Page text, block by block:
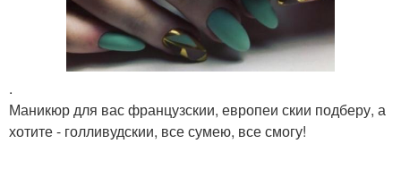
.
Маникюр для вас французскии, европеи скии подберу, а
хотите - голливудскии, все сумею, все смогу!